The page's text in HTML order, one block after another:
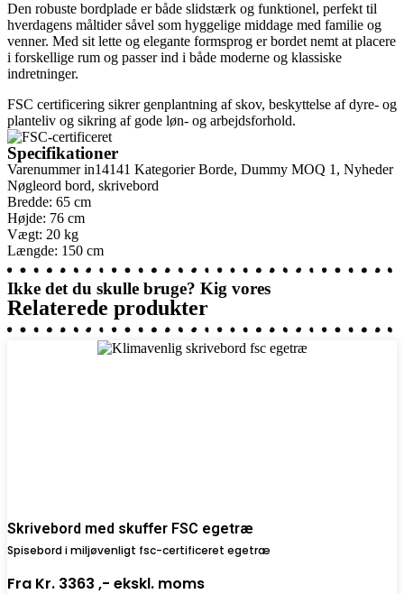
Den robuste bordplade er både slidstærk og funktionel, perfekt til
hverdagens måltider såvel som hyggelige middage med familie og
venner. Med sit lette og elegante formsprog er bordet nemt at placere
i forskellige rum og passer ind i både moderne og klassiske
indretninger.
FSC certificering sikrer genplantning af skov, beskyttelse af dyre- og
planteliv og sikring af gode løn- og arbejdsforhold.
Specifikationer
Varenummerin14141 Kategorier Borde, Dummy MOQ 1 , Nyheder
Nøgleord bord, skrivebord
Bredde: 65 cm
Højde: 76 cm
Vægt: 20 kg
Længde: 150 cm
Ikke det du skulle bruge? Kig vores
Relaterede produkter
Skrivebord med skuffer FSC egetræ
Spisebord i miljøvenligt fsc-certificeret egetræ
Fra Kr. 3363 ,- ekskl. moms